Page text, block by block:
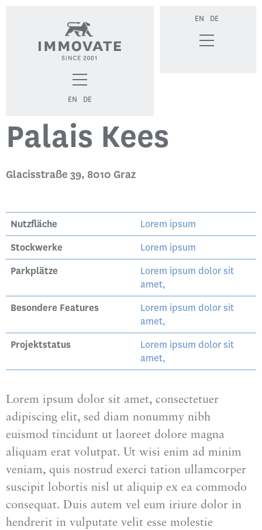
EN DE
EN DE
Palais Kees
Glacisstraße 39, 8010 Graz
Nutzfläche
Lorem ipsum
Stockwerke
Lorem ipsum
Parkplätze
Lorem ipsum dolor sit
amet,
Besondere Features
Lorem ipsum dolor sit
amet,
Projektstatus
Lorem ipsum dolor sit
amet,
Lorem ipsum dolor sit amet, consectetuer
adipiscing elit, sed diam nonummy nibh
euismod tincidunt ut laoreet dolore magna
aliquam erat volutpat. Ut wisi enim ad minim
veniam, quis nostrud exerci tation ullamcorper
suscipit lobortis nisl ut aliquip ex ea commodo
consequat. Duis autem vel eum iriure dolor in
hendrerit in vulputate velit esse molestie